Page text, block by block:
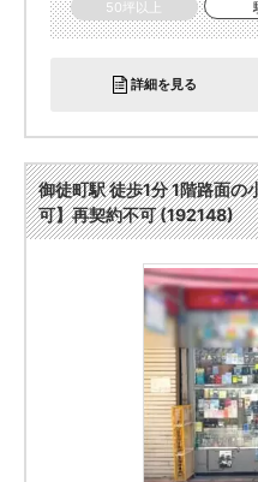
50坪以上
詳細を見る
御徒町駅 徒歩1分 1階路面の
可】再契約不可 (192148)